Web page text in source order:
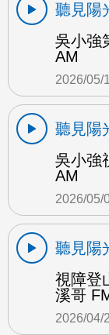
聽見陽
吳小強
AM
2026/05/
聽見陽
吳小強
AM
2026/05/
聽見陽
視障登
溪哥
2026/04/